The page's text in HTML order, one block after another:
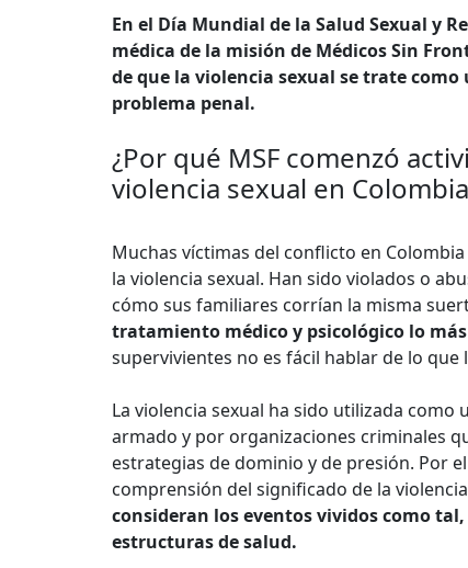
En el Día Mundial de la Salud Sexual y
médica de la misión de Médicos Sin
de que la violencia sexual se trate
problema penal.
¿Por qué MSF comenzó
violencia sexual en
Muchas víctimas del conflicto en
la violencia sexual. Han sido violados o
cómo sus familiares corrían la misma
tratamiento médico y psicológico lo
supervivientes no es fácil hablar de lo que
La violencia sexual ha sido utilizada
armado y por organizaciones criminales
estrategias de dominio y de presión. Por
comprensión del significado de la
consideran los eventos vividos como
estructuras de salud.